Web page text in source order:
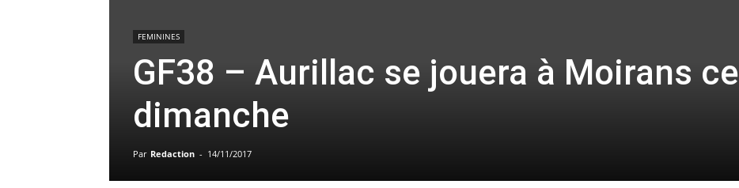
FEMININES
GF38 – Aurillac se jouera à Moirans ce
dimanche
Par Redaction - 14/11/2017